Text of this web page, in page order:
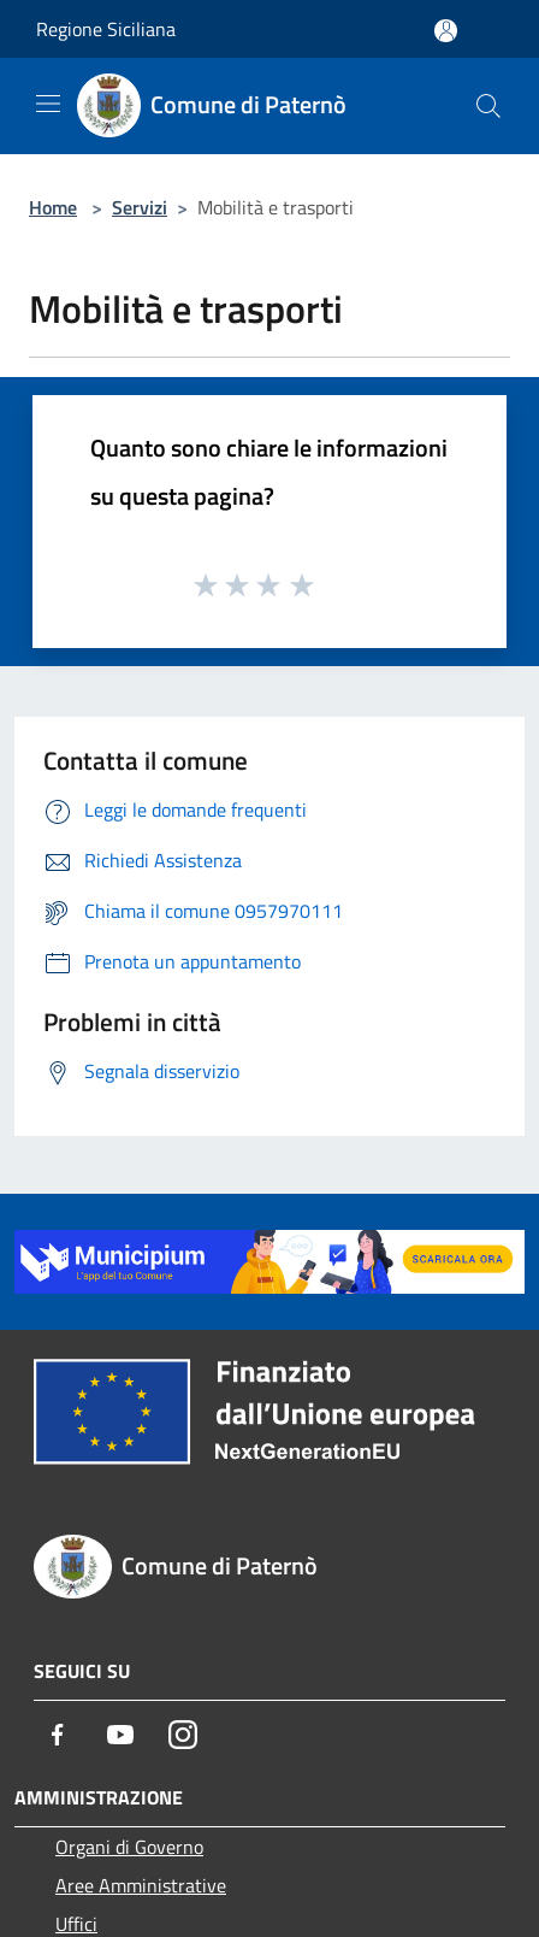
Regione Siciliana
Comune di Paternò
Home > Servizi > Mobilità e trasporti
Mobilità e trasporti
Quanto sono chiare le informazioni
su questa pagina?
Contatta il comune
Leggi le domande frequenti
Richiedi Assistenza
Chiama il comune 0957970111
Prenota un appuntamento
Problemi in città
Segnala disservizio
Comune di Paternò
SEGUICI SU
Facebook YoutubeInstagram
AMMINISTRAZIONE
Organi di Governo
Aree Amministrative
Uffici